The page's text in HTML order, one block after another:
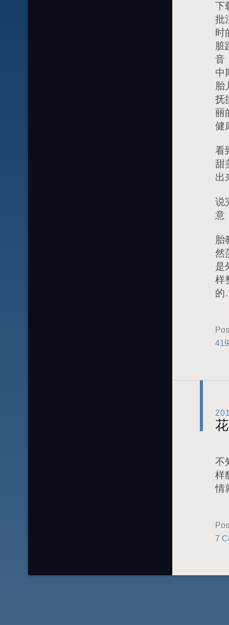
下
批
时
脏
音
中
胎
抚
丽
健
看
甜
出
说
意
胎
然
是
样
不
样
情
7